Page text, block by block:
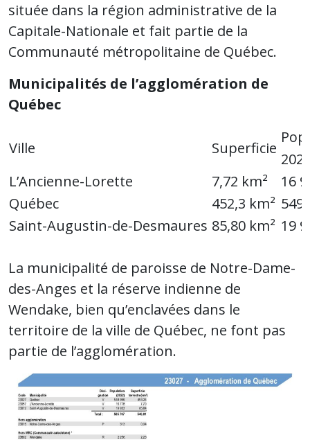
située dans la région administrative de la
Capitale-Nationale et fait partie de la
Communauté métropolitaine de Québec.
Municipalités de l’agglomération de
Québec
Ville Superficie
L’Ancienne-Lorette
7,72 km²
16
Québec
452,3 km² 549
Saint-Augustin-de-Desmaures 85,80 km² 19
La municipalité de paroisse de Notre-Dame-
des-Anges et la réserve indienne de
Wendake, bien qu’enclavées dans le
territoire de la ville de Québec, ne font pas
partie de l’agglomération.